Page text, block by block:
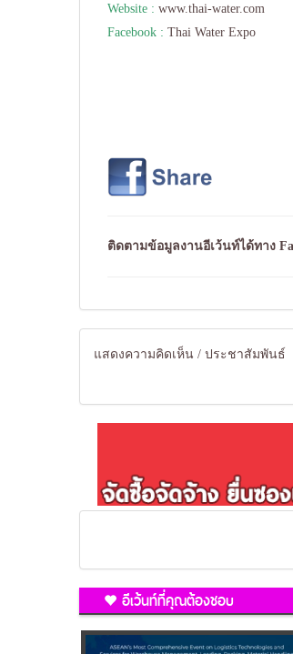
Website : www.thai-water.com
Facebook : Thai Water Expo
ติดตามข้อมูลงานอีเว้นท์ได้ทาง
แสดงความคิดเห็น / ประชาสัมพันธ์
อีเว้นท์ที่คุณต้องชอบ